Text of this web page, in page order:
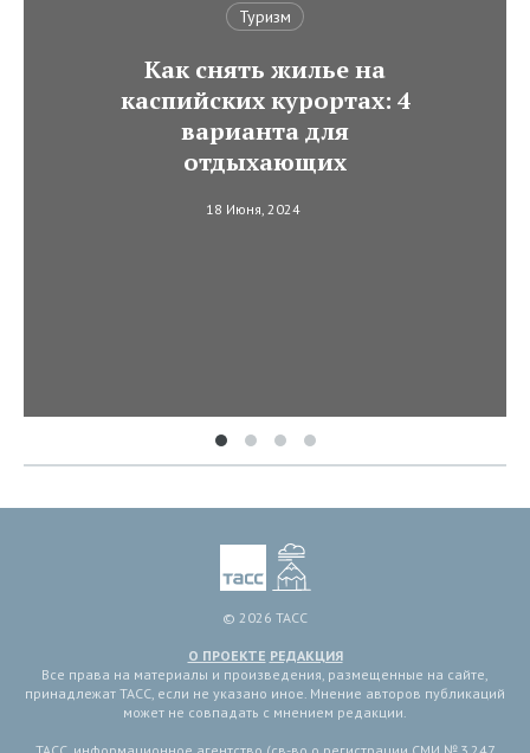
Туризм
Как снять жилье на
каспийских курортах: 4
варианта для
отдыхающих
18 Июня, 2024
© 2026 ТАСС
О ПРОЕКТЕ РЕДАКЦИЯ
Все права на материалы и произведения, размещенные на сайте,
принадлежат ТАСС, если не указано иное. Мнение авторов публикаций
может не совпадать с мнением редакции.